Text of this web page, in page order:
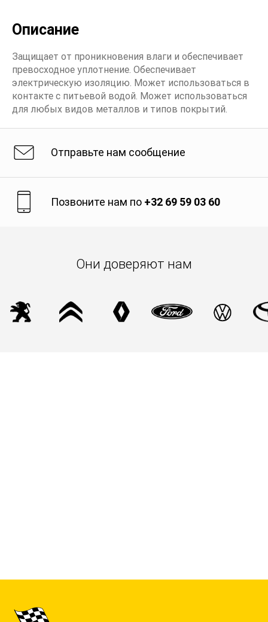
Описание
Защищает от проникновения влаги и обеспечивает
превосходное уплотнение. Обеспечивает
электрическую изоляцию. Может использоваться в
контакте с питьевой водой. Может использоваться
для любых видов металлов и типов покрытий.
Отправьте нам сообщение
Позвоните нам по +32 69 59 03 60
Они доверяют нам